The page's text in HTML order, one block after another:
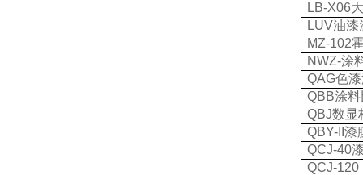
LB-X06
LUV油漆
MZ-102
NWZ-涂
QAG色
QBB涂
QBJ数显
QBY-II漆
QCJ-40
QCJ-120